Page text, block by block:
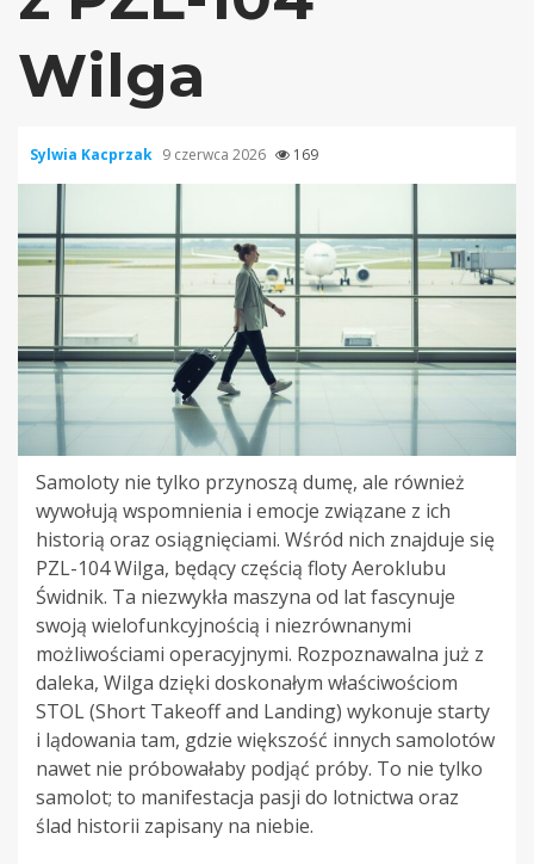
Wilga
Sylwia Kacprzak 9 czerwca 2026 169
Samoloty nie tylko przynoszą dumę, ale również
wywołują wspomnienia i emocje związane z ich
historią oraz osiągnięciami. Wśród nich znajduje się
PZL-104 Wilga, będący częścią floty Aeroklubu
Świdnik. Ta niezwykła maszyna od lat fascynuje
swoją wielofunkcyjnością i niezrównanymi
możliwościami operacyjnymi. Rozpoznawalna już z
daleka, Wilga dzięki doskonałym właściwościom
STOL (Short Takeoff and Landing) wykonuje starty
i lądowania tam, gdzie większość innych samolotów
nawet nie próbowałaby podjąć próby. To nie tylko
samolot; to manifestacja pasji do lotnictwa oraz
ślad historii zapisany na niebie.